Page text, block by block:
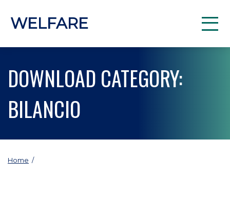
WELFARE
DOWNLOAD CATEGORY:
BILANCIO
Home /